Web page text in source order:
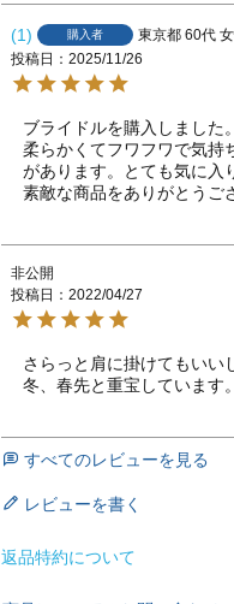
1 購入者 東京都 60代
投稿日
2025/11/26
ブライドルを購入しました。
柔らかくてフワフワで気持
があります。とても気に入
素敵な商品をありがとうご
非公開
投稿日
2022/04/27
さらっと肩に掛けてもいい
冬、春先と重宝しています。
すべてのレビューを見る
レビューを書く
返品特約について